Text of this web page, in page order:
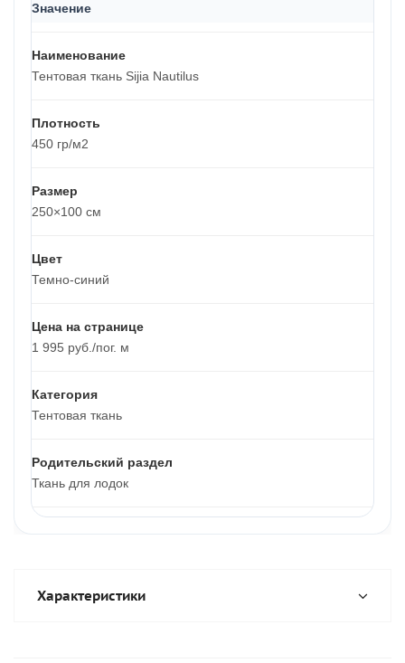
Значение
Наименование
Тентовая ткань Sijia Nautilus
Плотность
450 гр/м2
Размер
250×100 см
Цвет
Темно-синий
Цена на странице
1 995 руб./пог. м
Категория
Тентовая ткань
Родительский раздел
Ткань для лодок
Характеристики